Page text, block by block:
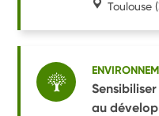
Toulouse
au